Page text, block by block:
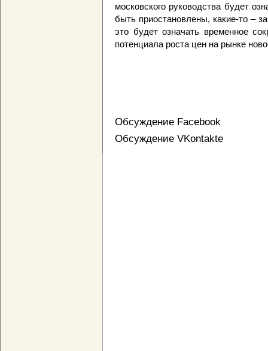
московского руководства будет
быть приостановлены, какие-то –
это будет означать временное
потенциала роста цен на рынке
Обсуждение Facebook
Обсуждение VKontakte